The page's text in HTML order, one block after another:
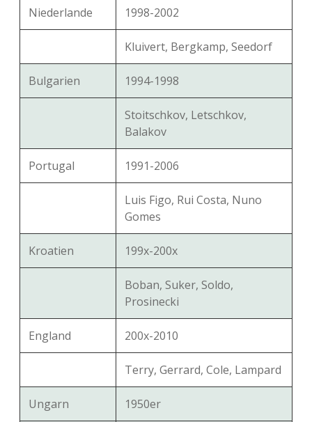
Niederlande 1998-2002
Kluivert, Bergkamp, Seedorf
Bulgarien 1994-1998
Stoitschkov, Letschkov,
Balakov
Portugal 1991-2006
Luis Figo, Rui Costa, Nuno
Gomes
Kroatien 199x-200x
Boban, Suker, Soldo,
Prosinecki
England 200x-2010
Terry, Gerrard, Cole, Lampard
Ungarn 1950er